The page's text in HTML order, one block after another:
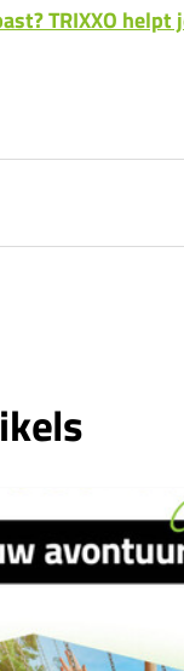
TRIXXO helpt